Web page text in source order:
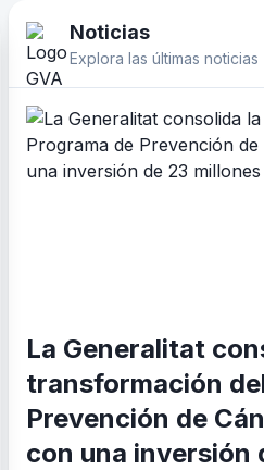
Noticias
Explora las últimas noticias
La Generalitat
transformación
Prevención de
con una inversión